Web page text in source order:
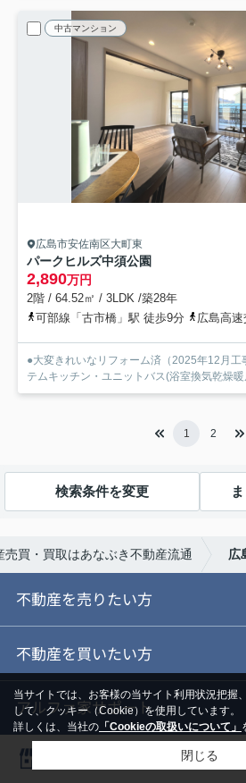
中古マンション
広島市安佐南区大町東
パークヒルズ中須公園
2,890万円
2階 / 64.52㎡ / 3LDK /築28年
可部線「古市橋」駅 徒歩9分
広島高速交通
●大変きれいなリフォーム済（2025年12月工
テムキッチン・ユニットバス(浴室換気乾燥暖
1 2
検索条件を変更
買・買取はあなぶき不動産流通 広
不動産を売りたい方
ご売却ガイド
ご売却の流れ
あなぶきの仲介
不動産を買いたい方
ご購入ガイド
物件を探す
アルファ家サポート
あなぶきの相続サポート物件を探す
当サイトでは、お客様の当サイト利用状況把握
して、クッキー（Cookie）を使用しています。
詳しくは、当社の 「Cookieの取扱いについて」
閉じる